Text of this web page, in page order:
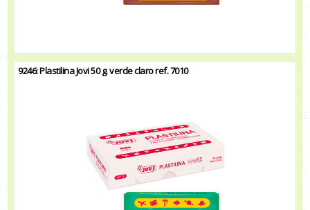
9246: Plastilina Jovi 50 g. verde claro ref. 7010